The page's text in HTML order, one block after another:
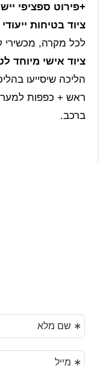
+פירוט ספציפי
ציוד בטיחות ייעודי
לכל מקרה, מכשירי
ציוד אישי מיוחד
הליכה שיסייעו
ראש + כפפות
ברכב.